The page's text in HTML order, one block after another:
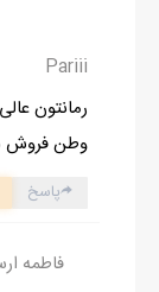
Pariii
رمانتون
وطن فروش
پاسخ
فاطمه